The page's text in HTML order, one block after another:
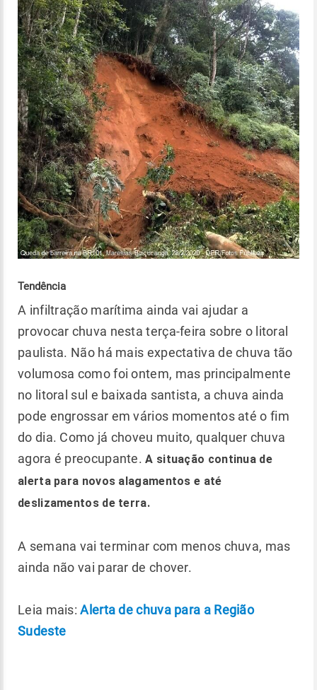
Tendência
A infiltração marítima ainda vai ajudar a
provocar chuva nesta terça-feira sobre o litoral
paulista. Não há mais expectativa de chuva tão
volumosa como foi ontem, mas principalmente
no litoral sul e baixada santista, a chuva ainda
pode engrossar em vários momentos até o fim
do dia. Como já choveu muito, qualquer chuva
agora é preocupante. A situação continua de
alerta para novos alagamentos e até
deslizamentos de terra.
A semana vai terminar com menos chuva, mas
ainda não vai parar de chover.
Leia mais:Alerta de chuva para a Região
Sudeste